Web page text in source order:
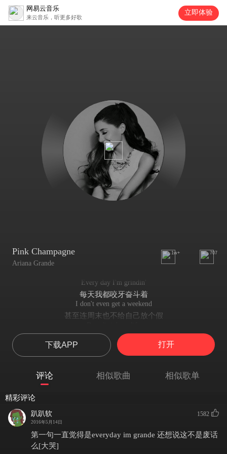
网易云音乐
来云音乐，听更多好歌
立即体验
Pink Champagne
Ariana Grande
1w+ 707
Every day I'm grindin'
每天我都咬牙奋斗着
I don't even get a weekend
甚至连周末也不给自己放个假
这就是我的生活
In black and white, no sleeping
黑白交织 天天开夜车
今晚让我们彻底颠覆吧~
And don't look back
下载APP 打开
评论 相似歌曲 相似歌单
精彩评论
趴趴软
2016年5月14日
1582
第一句一直觉得是everyday im grande 还想说这不是废话
么[大哭]